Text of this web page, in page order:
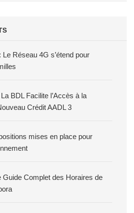
Réseau 4G s’étend pour
BDL Facilite l’Accès à la
Crédit AADL 3
mises en place pour
Guide Complet des Horaires de